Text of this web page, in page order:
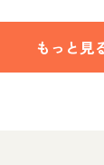
もっと見